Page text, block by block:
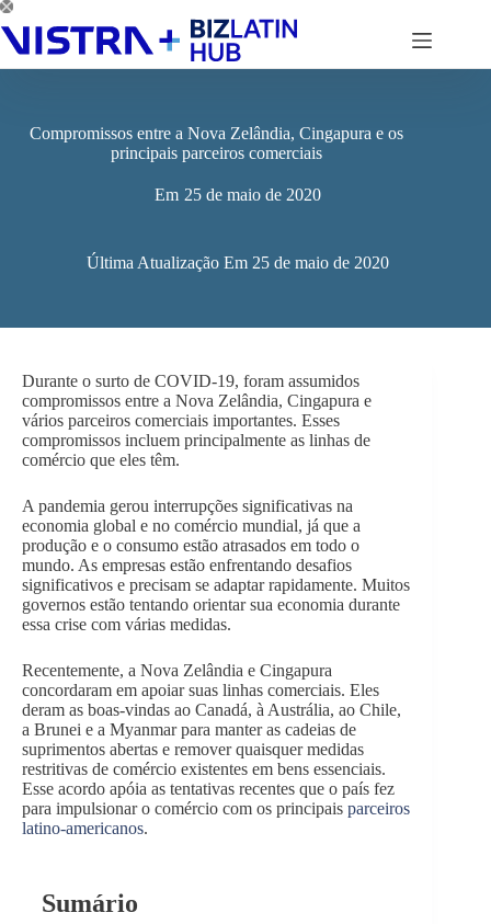
Pular
para
conteúdo
Compromissos entre a Nova Zelândia, Cingapura e os
principais parceiros comerciais
Em 25 de maio de 2020
Última Atualização Em 25 de maio de 2020
Durante o surto de COVID-19, foram assumidos
compromissos entre a Nova Zelândia, Cingapura e
vários parceiros comerciais importantes. Esses
compromissos incluem principalmente as linhas de
comércio que eles têm.
A pandemia gerou interrupções significativas na
economia global e no comércio mundial, já que a
produção e o consumo estão atrasados em todo o
mundo. As empresas estão enfrentando desafios
significativos e precisam se adaptar rapidamente. Muitos
governos estão tentando orientar sua economia durante
essa crise com várias medidas.
Recentemente, a Nova Zelândia e Cingapura
concordaram em apoiar suas linhas comerciais. Eles
deram as boas-vindas ao Canadá, à Austrália, ao Chile,
a Brunei e a Myanmar para manter as cadeias de
suprimentos abertas e remover quaisquer medidas
restritivas de comércio existentes em bens essenciais.
Esse acordo apóia as tentativas recentes que o país fez
para impulsionar o comércio com os principais parceiros
latino-americanos.
Sumário